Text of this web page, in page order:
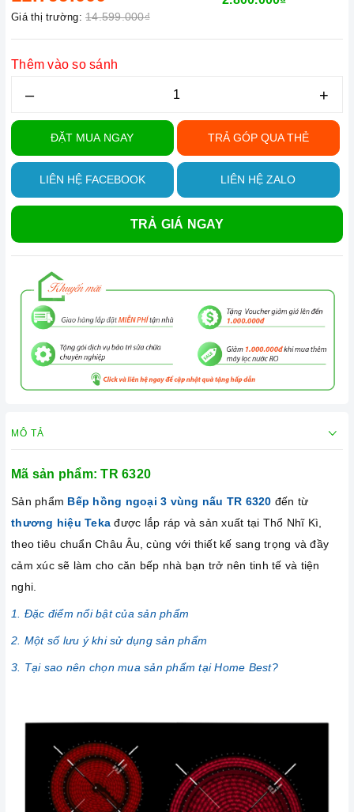
Giá thị trường: 14.599.000₫
Thêm vào so sánh
– +
ĐẶT MUA NGAY TRẢ GÓP QUA THẺ
LIÊN HỆ FACEBOOK LIÊN HỆ ZALO
TRẢ GIÁ NGAY
MÔ TẢ
Mã sản phẩm:TR 6320
Sản phẩm Bếp hồng ngoại 3 vùng nấu TR 6320 đến từ
thương hiệu Teka được lắp ráp và sản xuất tại Thổ Nhĩ Kì,
theo tiêu chuẩn Châu Âu, cùng với thiết kế sang trọng và đầy
cảm xúc sẽ làm cho căn bếp nhà bạn trở nên tinh tế và tiện
nghi.
1. Đặc điểm nổi bật của sản phẩm
2. Một số lưu ý khi sử dụng sản phẩm
3. Tại sao nên chọn mua sản phẩm tại Home Best?